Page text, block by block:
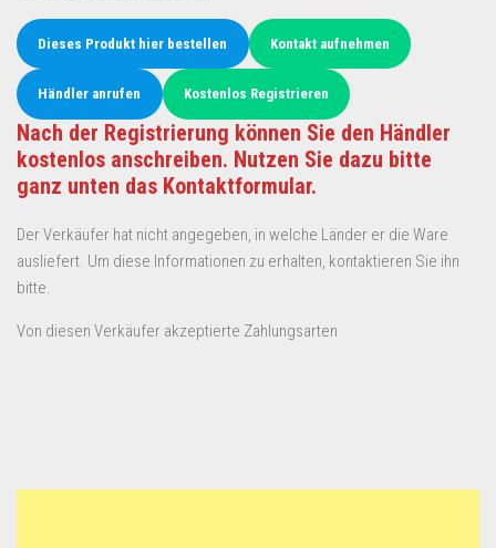
Dieses Produkt hier bestellen Kontakt aufnehmen
Händler anrufen Kostenlos Registrieren
Nach der Registrierung können Sie den Händler
kostenlos anschreiben. Nutzen Sie dazu bitte
ganz unten das Kontaktformular.
Der Verkäufer hat nicht angegeben, in welche Länder er die Ware
ausliefert. Um diese Informationen zu erhalten, kontaktieren Sie ihn
bitte.
Von diesen Verkäufer akzeptierte Zahlungsarten